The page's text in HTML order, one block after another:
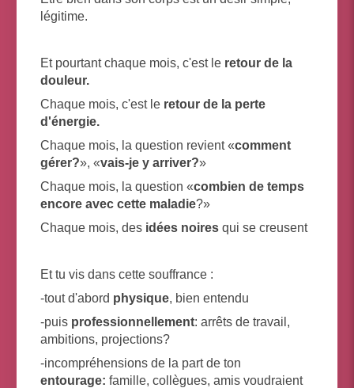
légitime.
Et pourtant chaque mois, c'est le retour de la
douleur.
Chaque mois, c'est le retour de la perte
d'énergie.
Chaque mois, la question revient «comment
gérer?», «vais-je y arriver?»
Chaque mois, la question «combien de temps
encore avec cette maladie?»
Chaque mois, des idées noires qui se creusent
Et tu vis dans cette souffrance :
-tout d'abord physique, bien entendu
-puis professionnellement: arrêts de travail,
ambitions, projections?
-incompréhensions de la part de ton
entourage: famille, collègues, amis voudraient